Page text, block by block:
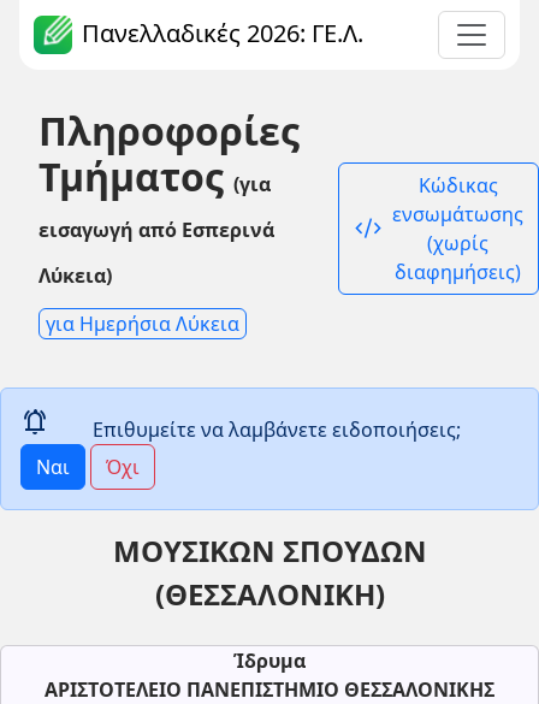
Πανελλαδικές 2026: ΓΕ.Λ.
Πληροφορίες
Τμήματος (για
εισαγωγή από Εσπερινά
Λύκεια)
για Ημερήσια Λύκεια
code_xml
Κώδικας
ενσωμάτωσης
(χωρίς
διαφημήσεις)
notifications_active
Επιθυμείτε να λαμβάνετε ειδοποιήσεις;
Ναι
Όχι
ΜΟΥΣΙΚΩΝ ΣΠΟΥΔΩΝ
(ΘΕΣΣΑΛΟΝΙΚΗ)
Ίδρυμα
ΑΡΙΣΤΟΤΕΛΕΙΟ ΠΑΝΕΠΙΣΤΗΜΙΟ ΘΕΣΣΑΛΟΝΙΚΗΣ